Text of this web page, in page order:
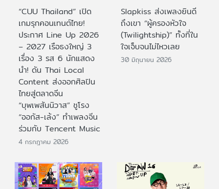
“CUU Thailand” เปิด
เกมรุกคอนเทนต์ไทย!
ประกาศ Line Up 2026
– 2027 เรือธงใหญ่ 3
เรื่อง 3 รส 6 นักแสดง
นำ! ดัน Thai Local
Content ส่งออกศิลปิน
ไทยสู่ตลาดจีน
“บุพเพสันนิวาส” ชูโรง
“ออกัส-เล้ง” ทำเพลงจีน
ร่วมกับ Tencent Music
4 กรกฎาคม 2026
Slapkiss ส่งเพลงยินดี
ถึงเขา “ผู้ครองหัวใจ
(Twilightship)” ทั้งที่ใน
ใจเจ็บจนไม่ไหวเลย
30 มิถุนายน 2026